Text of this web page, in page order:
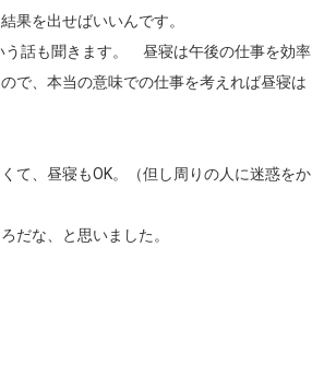
果を出せばいいんです。
う話も聞きます。 昼寝は午後の仕事を効率
で、本当の意味での仕事を考えれば昼寝は
て、昼寝もOK。（但し周りの人に迷惑をか
だな、と思いました。